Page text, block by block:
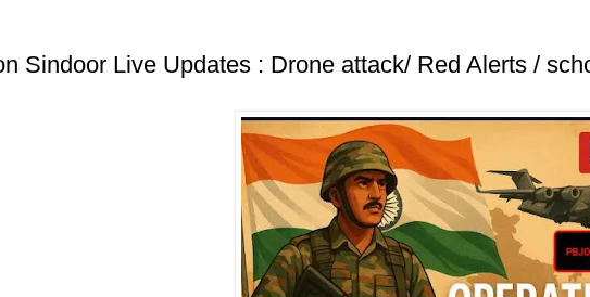
Sindoor Live Updates : Drone attack/ Red Alerts /